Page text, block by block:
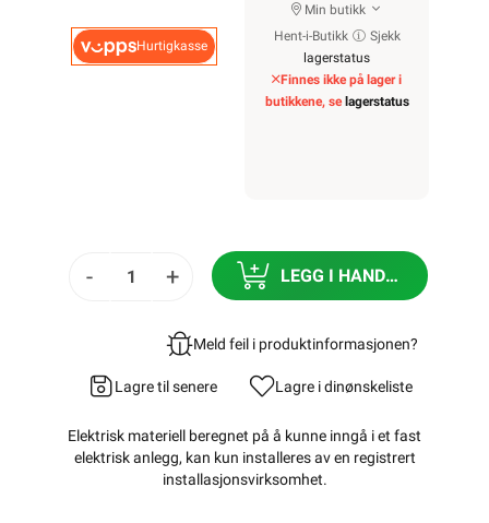
Hurtigkasse
Min butikk
Hent-i-Butikk
Sjekk
lagerstatus
Finnes ikke på lager i
butikkene, se lagerstatus
- + LEGG I HANDLEKURV
Meld feil i produktinformasjonen?
Lagre til senere Lagre i dinønskeliste
Elektrisk materiell beregnet på å kunne inngå i et fast
elektrisk anlegg, kan kun installeres av en registrert
installasjonsvirksomhet.